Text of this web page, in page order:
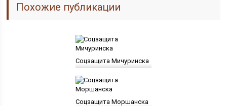
Похожие публикации
Соцзащита Мичуринска
Соцзащита Моршанска